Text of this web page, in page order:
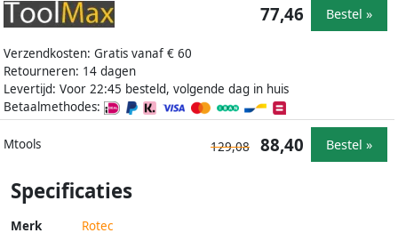
Verzendkosten: Gratis vanaf € 60
Retourneren: 14 dagen
Levertijd: Voor 22:45 besteld, volgende dag in huis
Betaalmethodes:
77,46 Bestel »
Mtools 129,08 88,40 Bestel »
Specificaties
Merk Rotec